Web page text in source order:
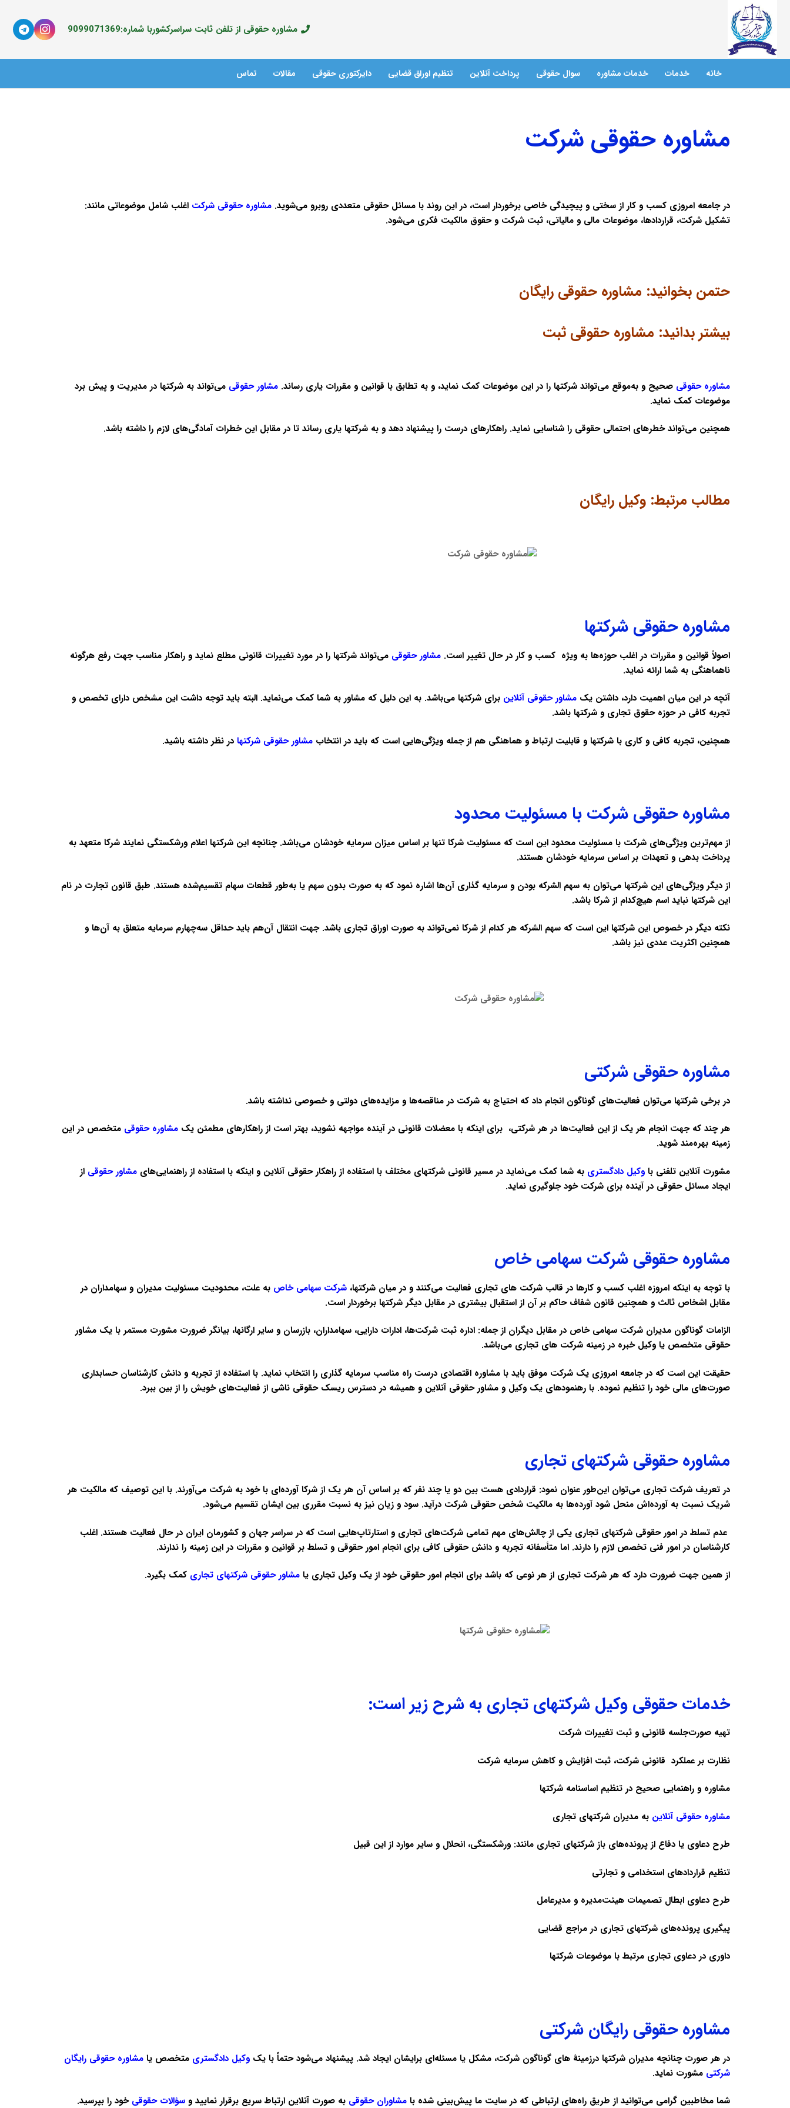
مشاوره حقوقی از تلفن ثابت سراسرکشوربا شماره:9099071369
خانه خدمات خدمات مشاوره سوال حقوقی پرداخت آنلاین تنظیم اوراق قضایی دایرکتوری حقوقی مقالات تماس
مشاوره حقوقی شرکت
در جامعه امروزی کسب و کار از سختی و پیچیدگی خاصی برخوردار است، در این روند با مسائل حقوقی متعددی روبرو می‌شوید. مشاوره حقوقی شرکت اغلب شامل موضوعاتی مانند:
تشکیل شرکت، قراردادها، موضوعات مالی و مالیاتی، ثبت شرکت و حقوق مالکیت فکری می‌شود.
حتمن بخوانید: مشاوره حقوقی رایگان
بیشتر بدانید: مشاوره حقوقی ثبت
مشاوره حقوقی صحیح و به‌موقع می‌تواند شرکتها را در این موضوعات کمک نماید، و به تطابق با قوانین و مقررات یاری رساند. مشاور حقوقی می‌تواند به شرکتها در مدیریت و پیش برد
موضوعات کمک نماید.
همچنین می‌تواند خطرهای احتمالی حقوقی را شناسایی نماید. راهکارهای درست را پیشنهاد دهد و به شرکتها یاری رساند تا در مقابل این خطرات آمادگی‌های لازم را داشته باشد.
مطالب مرتبط: وکیل رایگان
مشاوره حقوقی شرکتها
اصولاً قوانین و مقررات در اغلب حوزه‌ها به ویژه کسب و کار در حال تغییر است. مشاور حقوقی می‌تواند شرکتها را در مورد تغییرات قانونی مطلع نماید و راهکار مناسب جهت رفع هرگونه
ناهماهنگی به شما ارائه نماید.
آنچه در این میان اهمیت دارد، داشتن یک مشاور حقوقی آنلاین برای شرکتها می‌باشد. به این دلیل که مشاور به شما کمک می‌نماید. البته باید توجه داشت این مشخص دارای تخصص و
تجربه کافی در حوزه حقوق تجاری و شرکتها باشد.
همچنین، تجربه کافی و کاری با شرکتها و قابلیت ارتباط و هماهنگی هم از جمله ویژگی‌هایی است که باید در انتخاب مشاور حقوقی شرکتها در نظر داشته باشید.
مشاوره حقوقی شرکت با مسئولیت محدود
از مهم‌ترین ویژگی‌های شرکت با مسئولیت محدود این است که مسئولیت شرکا تنها بر اساس میزان سرمایه خودشان می‌باشد. چنانچه این شرکتها اعلام ورشکستگی نمایند شرکا متعهد به
پرداخت بدهی و تعهدات بر اساس سرمایه خودشان هستند.
از دیگر ویژگی‌های این شرکتها می‌توان به سهم الشرکه بودن و سرمایه گذاری آن‌ها اشاره نمود که به صورت بدون سهم یا به‌طور قطعات سهام تقسیم‌شده هستند. طبق قانون تجارت در نام
این شرکتها نباید اسم هیچ‌کدام از شرکا باشد.
نکته دیگر در خصوص این شرکتها این است که سهم الشرکه هر کدام از شرکا نمی‌تواند به صورت اوراق تجاری باشد. جهت انتقال آن‌هم باید حداقل سه‌چهارم سرمایه متعلق به آن‌ها و
همچنین اکثریت عددی نیز باشد.
مشاوره حقوقی شرکتی
در برخی شرکتها می‌توان فعالیت‌های گوناگون انجام داد که احتیاج به شرکت در مناقصه‌ها و مزایده‌های دولتی و خصوصی نداشته باشد.
هر چند که جهت انجام هر یک از این فعالیت‌ها در هر شرکتی، برای اینکه با معضلات قانونی در آینده مواجهه نشوید، بهتر است از راهکارهای مطمئن یک مشاوره حقوقی متخصص در این
زمینه بهره‌مند شوید.
مشورت آنلاین تلفنی با وکیل دادگستری به شما کمک می‌نماید در مسیر قانونی شرکتهای مختلف با استفاده از راهکار حقوقی آنلاین و اینکه با استفاده از راهنمایی‌های مشاور حقوقی از
ایجاد مسائل حقوقی در آینده برای شرکت خود جلوگیری نماید.
مشاوره حقوقی شرکت سهامی خاص
با توجه به اینکه امروزه اغلب کسب و کارها در قالب شرکت های تجاری فعالیت می‌کنند و در میان شرکتها، شرکت سهامی خاص به علت، محدودیت مسئولیت مدیران و سهامداران در
مقابل اشخاص ثالث و همچنین قانون شفاف حاکم بر آن از استقبال بیشتری در مقابل دیگر شرکتها برخوردار است.
الزامات گوناگون مدیران شرکت سهامی خاص در مقابل دیگران از جمله: اداره ثبت شرکت‌ها، ادارات دارایی، سهامداران، بازرسان و سایر ارگانها، بیانگر ضرورت مشورت مستمر با یک مشاور
حقوقی متخصص یا وکیل خبره در زمینه شرکت های تجاری می‌باشد.
حقیقت این است که در جامعه امروزی یک شرکت موفق باید با مشاوره اقتصادی درست راه مناسب سرمایه گذاری را انتخاب نماید. با استفاده از تجربه و دانش کارشناسان حسابداری
صورت‌های مالی خود را تنظیم نموده. با رهنمودهای یک وکیل و مشاور حقوقی آنلاین و همیشه در دسترس ریسک حقوقی ناشی از فعالیت‌های خویش را از بین ببرد.
مشاوره حقوقی شرکتهای تجاری
در تعریف شرکت تجاری می‌توان این‌طور عنوان نمود: قراردادی هست بین دو یا چند نفر که بر اساس آن هر یک از شرکا آورده‌ای با خود به شرکت می‌آورند. با این توصیف که مالکیت هر
شریک نسبت به آورده‌اش منحل شود آورده‌ها به مالکیت شخص حقوقی شرکت درآید. سود و زیان نیز به نسبت مقرری بین ایشان تقسیم می‌شود.
عدم تسلط‌ در امور حقوقی شرکتهای تجاری یکی از چالش‌های مهم تمامی شرکت‌های تجاری و استارتاپ‌هایی است که در سراسر جهان و کشورمان ایران در حال فعالیت هستند. اغلب
کارشناسان در امور فنی تخصص لازم را دارند. اما متأسفانه تجربه و دانش حقوقی کافی برای انجام امور حقوقی و تسلط بر قوانین و مقررات در این زمینه را ندارند.
از همین جهت ضرورت دارد که هر شرکت تجاری از هر نوعی که باشد برای انجام امور حقوقی خود از یک وکیل تجاری یا مشاور حقوقی شرکتهای تجاری کمک بگیرد.
خدمات حقوقی وکیل شرکتهای تجاری به شرح زیر است:
تهیه صورت‌جلسه قانونی و ثبت تغییرات شرکت
نظارت بر عملکرد قانونی شرکت، ثبت افزایش و کاهش سرمایه شرکت
مشاوره و راهنمایی صحیح در تنظیم اساسنامه شرکتها
مشاوره حقوقی آنلاین به مدیران شرکتهای تجاری
طرح دعاوی یا دفاع از پرونده‌های باز شرکتهای تجاری مانند: ورشکستگی، انحلال و سایر موارد از این قبیل
تنظیم قراردادهای استخدامی و تجارتی
طرح دعاوی ابطال تصمیمات هیئت‌مدیره و مدیرعامل
پیگیری پرونده‌های شرکتهای تجاری در مراجع قضایی
داوری در دعاوی تجاری مرتبط با موضوعات شرکتها
مشاوره حقوقی رایگان شرکتی
در هر صورت چنانچه مدیران شرکتها درزمینهٔ های گوناگون شرکت، مشکل یا مسئله‌ای برایشان ایجاد شد. پیشنهاد می‌شود حتماً با یک وکیل دادگستری متخصص یا مشاوره حقوقی رایگان
شرکتی مشورت نماید.
شما مخاطبین گرامی می‌توانید از طریق راه‌های ارتباطی که در سایت ما پیش‌بینی شده با مشاوران حقوقی به صورت آنلاین ارتباط سریع برقرار نمایید و سؤالات حقوقی خود را بپرسید.